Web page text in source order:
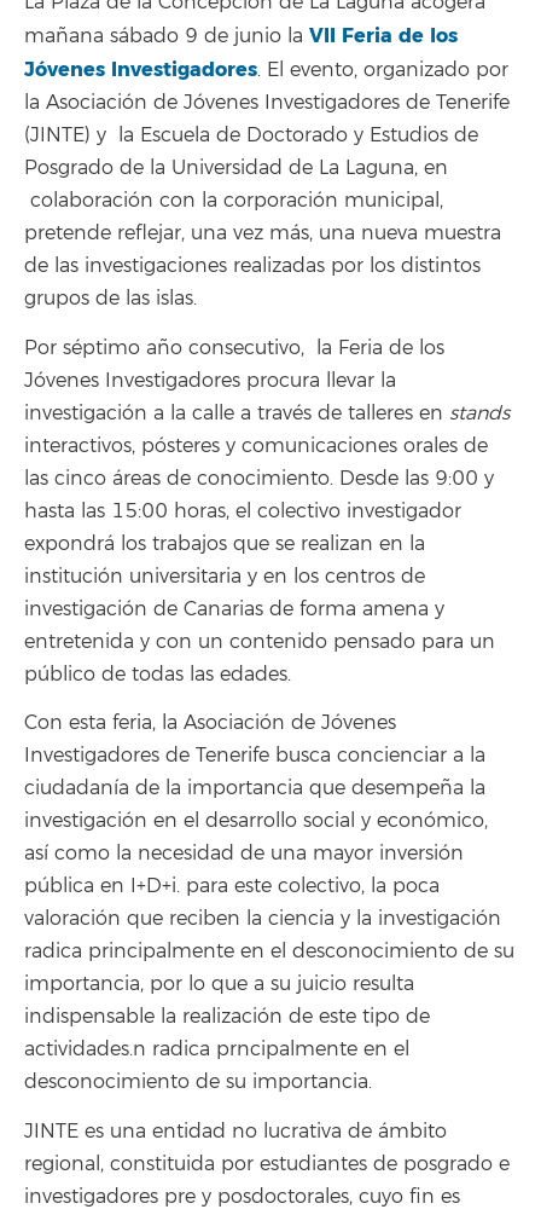
mañana sábado 9 de junio la VII Feria de los
Jóvenes Investigadores. El evento, organizado por
la Asociación de Jóvenes Investigadores de Tenerife
(JINTE) y la Escuela de Doctorado y Estudios de
Posgrado de la Universidad de La Laguna, en
colaboración con la corporación municipal,
pretende reflejar, una vez más, una nueva muestra
de las investigaciones realizadas por los distintos
grupos de las islas.
Por séptimo año consecutivo, la Feria de los
Jóvenes Investigadores procura llevar la
investigación a la calle a través de talleres en stands
interactivos, pósteres y comunicaciones orales de
las cinco áreas de conocimiento. Desde las 9:00 y
hasta las 15:00 horas, el colectivo investigador
expondrá los trabajos que se realizan en la
institución universitaria y en los centros de
investigación de Canarias de forma amena y
entretenida y con un contenido pensado para un
público de todas las edades.
Con esta feria, la Asociación de Jóvenes
Investigadores de Tenerife busca concienciar a la
ciudadanía de la importancia que desempeña la
investigación en el desarrollo social y económico,
así como la necesidad de una mayor inversión
pública en I+D+i. para este colectivo, la poca
valoración que reciben la ciencia y la investigación
radica principalmente en el desconocimiento de su
importancia, por lo que a su juicio resulta
indispensable la realización de este tipo de
actividades.n radica prncipalmente en el
desconocimiento de su importancia.
JINTE es una entidad no lucrativa de ámbito
regional, constituida por estudiantes de posgrado e
investigadores pre y posdoctorales, cuyo fin es